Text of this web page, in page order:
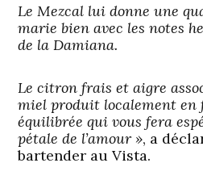
Le Mezcal lui donne une
marie bien avec les notes
de la Damiana.
Le citron frais et aigre
miel produit localement en
équilibrée qui vous fera
pétale de l’amour », a
bartender au Vista.